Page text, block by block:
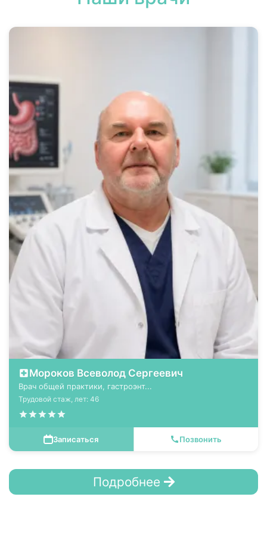
Мороков Всеволод Сергеевич
Врач общей практики, гастроэнт...
Трудовой стаж, лет: 46
Записаться Позвонить
Подробнее